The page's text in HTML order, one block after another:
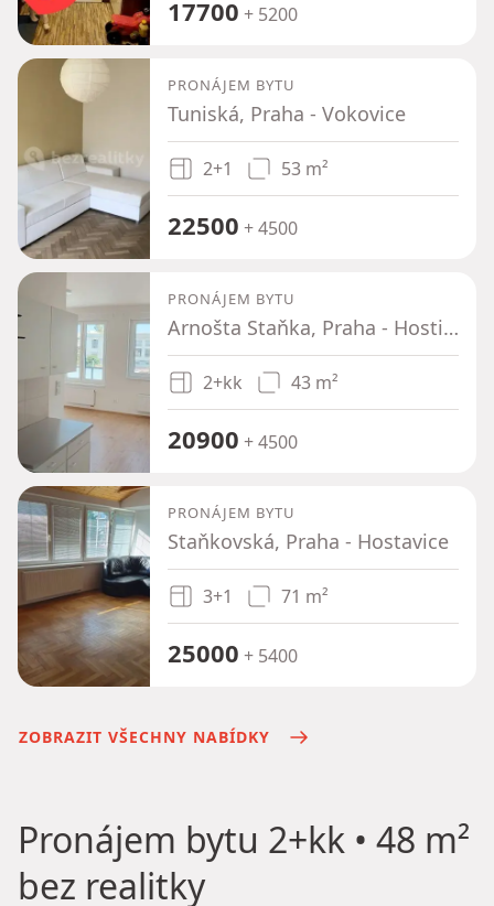
17700 + 5200
PRONÁJEM BYTU
Tuniská, Praha - Vokovice
2+1 53 m²
22500 + 4500
PRONÁJEM BYTU
Arnošta Staňka, Praha - Hostivař
2+kk 43 m²
20900 + 4500
PRONÁJEM BYTU
Staňkovská, Praha - Hostavice
3+1 71 m²
25000 + 5400
ZOBRAZIT VŠECHNY NABÍDKY
Pronájem bytu 2+kk • 48 m²
bez realitky